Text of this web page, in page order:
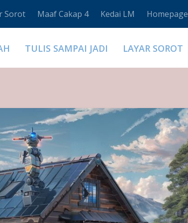
Sorot Maaf Cakap 4 Kedai LM Homepage
TULIS SAMPAI JADI LAYAR SOROT